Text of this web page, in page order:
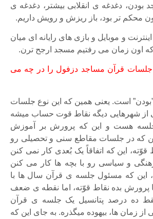
بودن، دغدغه ی انقلابی بیشتر، دغدغه ی
محکم تر بود، باز ریزش و رویش داریم.
و موبایل و بازی های رایانه ای میان
اون زمان می رفتیم مسجد ارجح ترن.
قرآن مساجد دزفول را در چه می
است. یعنی همین که این نوع جلسات
شهرهایی دیگه نقاط قوت حساب میشه
هست و این که پرورش بر آموزش
که در جلسات مقاطع سنی و تحصیلی رو
این که اتفاقاً یک بُعدی کار نمی کنن
و سیاسی رو با بچه ها کار می کنن
این که مسئول جلسه ی قرآن سال ها با
پرورش بده نقاط قوّته، اما نقطه ی ضعف
ده درصد پتانسیل یک جلسه ی قرآن
از زمان ها، بیهوده میگذره. به جای این که